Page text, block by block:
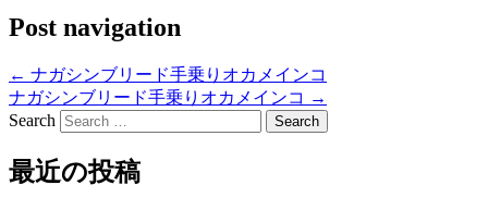
Post navigation
← ナガシンブリード手乗りオカメインコ
ナガシンブリード手乗りオカメインコ →
Search
最近の投稿